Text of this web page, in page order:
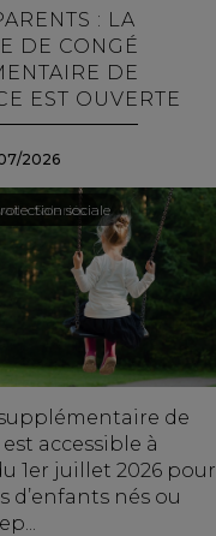
: LA
DE CONGÉ
DE
EST OUVERTE
2026
- Salariéssociale
de
accessible à
1er juillet 2026 pour
d’enfants nés ou